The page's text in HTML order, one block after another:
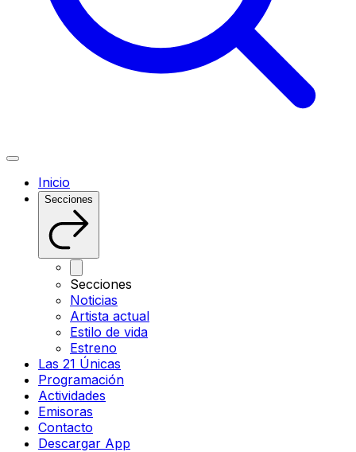
Inicio
Secciones
Secciones
Noticias
Artista actual
Estilo de vida
Estreno
Las 21 Únicas
Programación
Actividades
Emisoras
Contacto
Descargar App